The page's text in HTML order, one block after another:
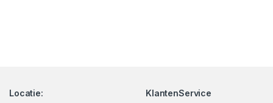
Locatie:
KlantenService